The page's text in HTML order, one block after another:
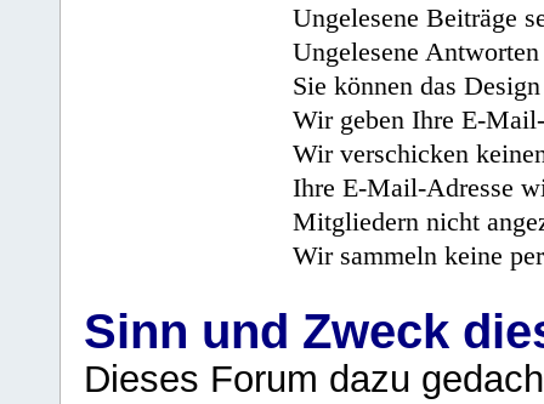
Ungelesene Beiträge
Ungelesene
Sie können das
Wir geben Ihre E-
Wir verschicken
Ihre E-Mail-Adresse
Mitgliedern nicht
Wir sammeln keine
Sinn und Zweck
Dieses Forum dazu